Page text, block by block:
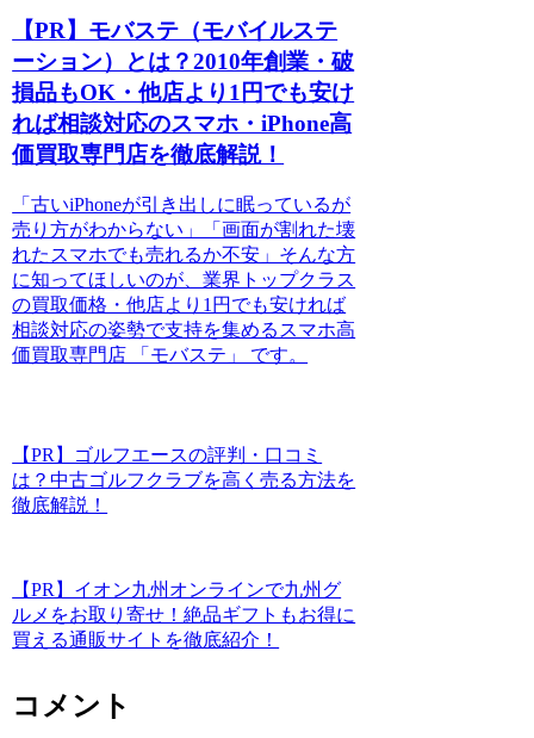
【PR】モバステ（モバイルステ
ーション）とは？2010年創業・破
損品もOK・他店より1円でも安け
れば相談対応のスマホ・iPhone高
価買取専門店を徹底解説！
「古いiPhoneが引き出しに眠っているが
売り方がわからない」「画面が割れた壊
れたスマホでも売れるか不安」そんな方
に知ってほしいのが、業界トップクラス
の買取価格・他店より1円でも安ければ
相談対応の姿勢で支持を集めるスマホ高
価買取専門店 「モバステ」 です。
【PR】ゴルフエースの評判・口コミ
は？中古ゴルフクラブを高く売る方法を
徹底解説！
【PR】イオン九州オンラインで九州グ
ルメをお取り寄せ！絶品ギフトもお得に
買える通販サイトを徹底紹介！
コメント